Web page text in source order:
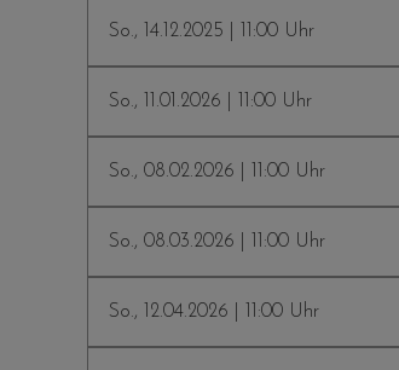
So., 14.12.2025 | 11:00 Uhr
So., 11.01.2026 | 11:00 Uhr
So., 08.02.2026 | 11:00 Uhr
So., 08.03.2026 | 11:00 Uhr
So., 12.04.2026 | 11:00 Uhr